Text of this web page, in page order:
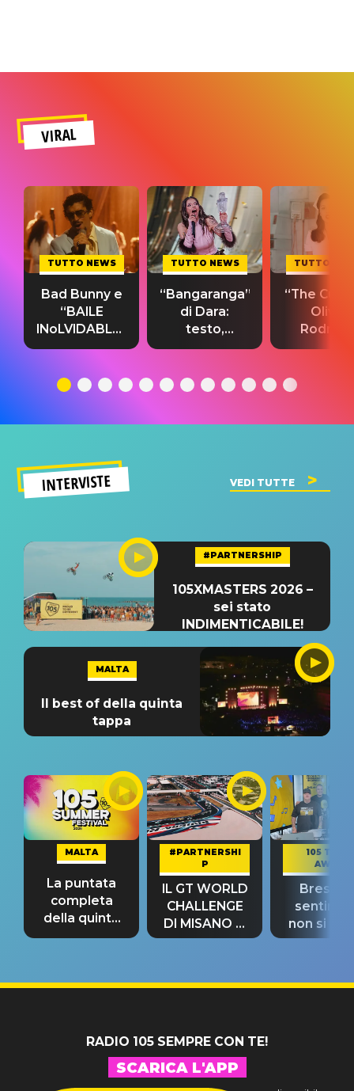
VIRAL
TUTTO NEWS
Bad Bunny e
“BAILE
INoLVIDABLE”:
testo,
significato
TUTTO NEWS
“Bangaranga”
di Dara:
testo,
traduzione e
del singolo
TUTTO
“The
Olivia
testo,
INTERVISTE VEDI TUTTE
#PARTNERSHIP
105XMASTERS 2026 –
sei stato
INDIMENTICABILE!
MALTA
Il best of della quinta
tappa
MALTA
La puntata
completa
della quinta
tappa
#PARTNERSHI
P
IL GT WORLD
CHALLENGE
DI MISANO si
riconferma
105 TAKE
AWAY
Bresh:
non si
fino alla
RADIO 105 SEMPRE CON TE!
SCARICA L'APP